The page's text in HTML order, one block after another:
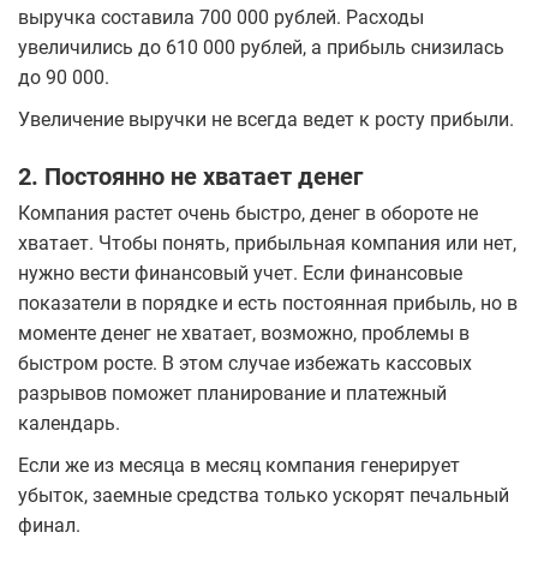
выручка составила 700 000 рублей. Расходы
увеличились до 610 000 рублей, а прибыль снизилась
до 90 000.
Увеличение выручки не всегда ведет к росту прибыли.
2. Постоянно не хватает денег
Компания растет очень быстро, денег в обороте не
хватает. Чтобы понять, прибыльная компания или нет,
нужно вести финансовый учет. Если финансовые
показатели в порядке и есть постоянная прибыль, но в
моменте денег не хватает, возможно, проблемы в
быстром росте. В этом случае избежать кассовых
разрывов поможет планирование и платежный
календарь.
Если же из месяца в месяц компания генерирует
убыток, заемные средства только ускорят печальный
финал.